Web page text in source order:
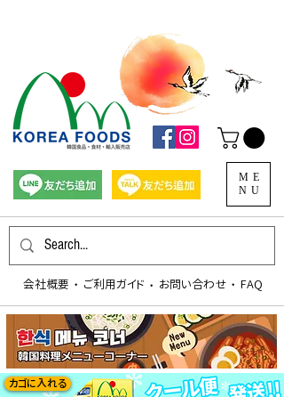
​ご利用ガイド お問い合わせ FAQ
会社概要 ​・ ​・
​・
ME
NU
カゴに入れる